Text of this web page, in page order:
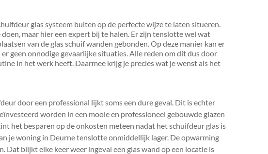
glas systeem buiten op de perfecte wijze te laten situeren.
maar hier een expert bij te halen. Er zijn tenslotte wel wat
van de glas schuif wanden gebonden. Op deze manier kan er
geen onnodige gevaarlijke situaties. Alle reden om dit dus door
in het werk heeft. Daarmee krijg je precies wat je wenst als het
door een professional lijkt soms een dure geval. Dit is echter
worden in een mooie en professioneel gebouwde glazen
het besparen op de onkosten meteen nadat het schuifdeur glas is
je woning in Deurne tenslotte onmiddellijk lager. De opwarming
Dat blijkt elke keer weer ingeval een glas wand op een locatie is